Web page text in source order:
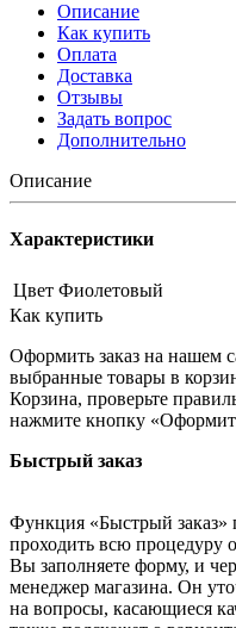
Описание
Как купить
Оплата
Доставка
Отзывы
Задать вопрос
Дополнительно
Описание
Характеристики
Цвет Фиолетовый
Как купить
Оформить заказ на нашем
выбранные товары в
Корзина, проверьте
нажмите кнопку
Быстрый заказ
Функция «Быстрый заказ»
проходить всю процедуру
Вы заполняете форму, и
менеджер магазина. Он
на вопросы, касающиеся